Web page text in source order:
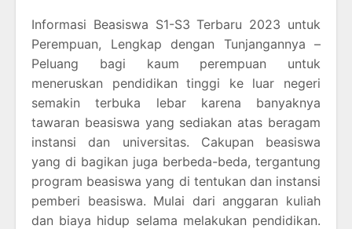
Informasi Beasiswa S1-S3 Terbaru 2023 untuk
Perempuan, Lengkap dengan Tunjangannya –
Peluang bagi kaum perempuan untuk
meneruskan pendidikan tinggi ke luar negeri
semakin terbuka lebar karena banyaknya
tawaran beasiswa yang sediakan atas beragam
instansi dan universitas. Cakupan beasiswa
yang di bagikan juga berbeda-beda, tergantung
program beasiswa yang di tentukan dan instansi
pemberi beasiswa. Mulai dari anggaran kuliah
dan biaya hidup selama melakukan pendidikan.